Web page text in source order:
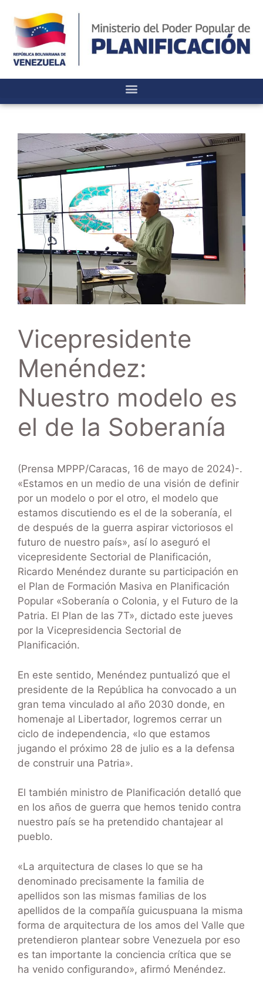
Vicepresidente
Menéndez:
Nuestro modelo es
el de la Soberanía
(Prensa MPPP/Caracas, 16 de mayo de 2024)-.
«Estamos en un medio de una visión de definir
por un modelo o por el otro, el modelo que
estamos discutiendo es el de la soberanía, el
de después de la guerra aspirar victoriosos el
futuro de nuestro país», así lo aseguró el
vicepresidente Sectorial de Planificación,
Ricardo Menéndez durante su participación en
el Plan de Formación Masiva en Planificación
Popular «Soberanía o Colonia, y el Futuro de la
Patria. El Plan de las 7T», dictado este jueves
por la Vicepresidencia Sectorial de
Planificación.
En este sentido, Menéndez puntualizó que el
presidente de la República ha convocado a un
gran tema vinculado al año 2030 donde, en
homenaje al Libertador, logremos cerrar un
ciclo de independencia, «lo que estamos
jugando el próximo 28 de julio es a la defensa
de construir una Patria».
El también ministro de Planificación detalló que
en los años de guerra que hemos tenido contra
nuestro país se ha pretendido chantajear al
pueblo.
«La arquitectura de clases lo que se ha
denominado precisamente la familia de
apellidos son las mismas familias de los
apellidos de la compañía guicuspuana la misma
forma de arquitectura de los amos del Valle que
pretendieron plantear sobre Venezuela por eso
es tan importante la conciencia crítica que se
ha venido configurando», afirmó Menéndez.